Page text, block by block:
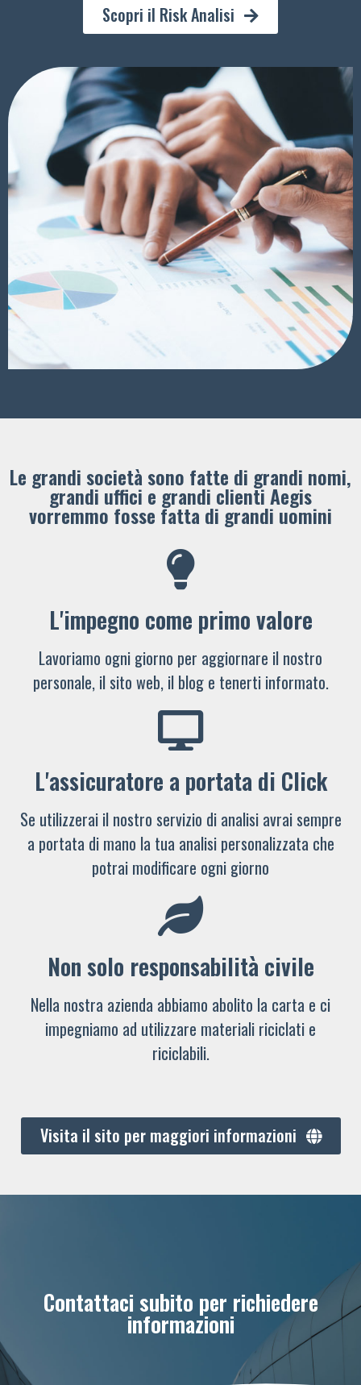
Scopri il Risk Analisi
Le grandi società sono fatte di grandi nomi,
grandi uffici e grandi clienti ​Aegis
vorremmo fosse fatta di grandi uomini
L'impegno come primo valore
Lavoriamo ogni giorno per aggiornare il nostro
personale, il sito web, il blog e tenerti informato.
L'assicuratore a portata di Click
Se utilizzerai il nostro servizio di analisi avrai sempre
a portata di mano la tua analisi personalizzata che
potrai modificare ogni giorno
Non solo responsabilità civile
Nella nostra azienda abbiamo abolito la carta e ci
impegniamo ad utilizzare materiali riciclati e
riciclabili.
Visita il sito per maggiori informazioni
Contattaci subito per richiedere
informazioni